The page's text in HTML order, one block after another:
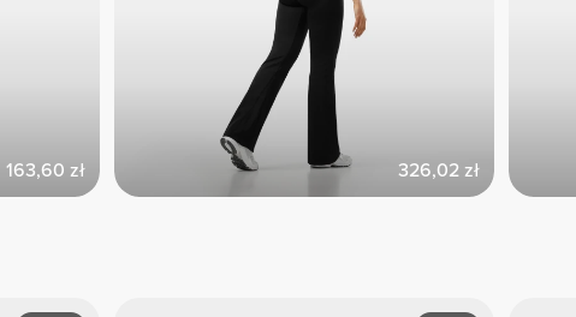
163,60 zł 326,02 zł